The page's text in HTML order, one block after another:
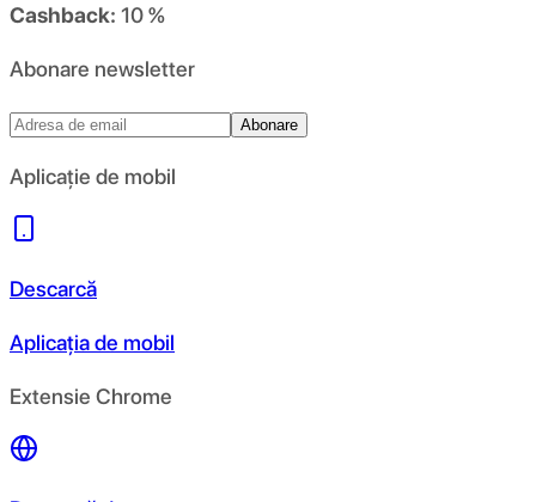
Cashback: 10 %
Abonare newsletter
Abonare
Aplicație de mobil
Descarcă
Aplicația de mobil
Extensie Chrome